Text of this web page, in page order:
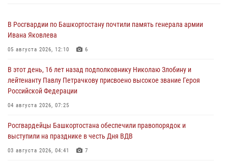
В Росгвардии по Башкортостану почтили память генерала армии
Ивана Яковлева
05 августа 2026, 12:10 6
В этот день, 16 лет назад подполковнику Николаю Злобину и
лейтенанту Павлу Петрачкову присвоено высокое звание Героя
Российской Федерации
04 августа 2026, 07:25
Росгвардейцы Башкортостана обеспечили правопорядок и
выступили на празднике в честь Дня ВДВ
03 августа 2026, 04:41 7